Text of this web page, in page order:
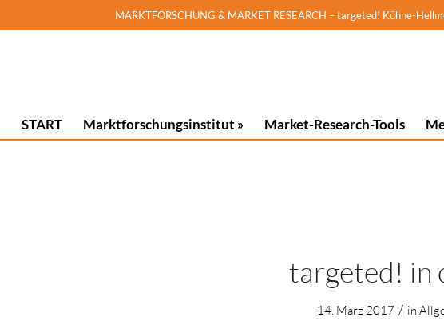
MARKTFORSCHUNG & MARKET RESEARCH – targeted! Kühne-
START Marktforschungsinstitut » Market-Research-Tools
targeted! in
14. März 2017 / in